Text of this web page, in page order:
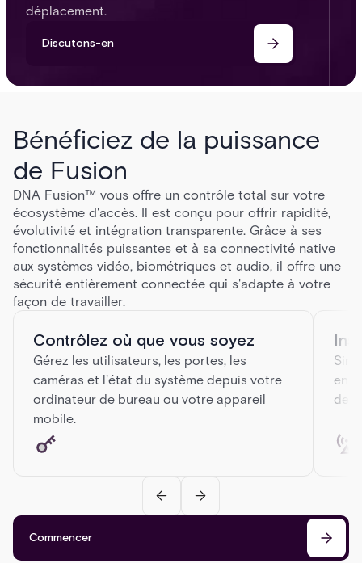
déplacement.
Discutons-en
Bénéficiez de la puissance
de Fusion
DNA Fusion™ vous offre un contrôle total sur votre
écosystème d'accès. Il est conçu pour offrir rapidité,
évolutivité et intégration transparente. Grâce à ses
fonctionnalités puissantes et à sa connectivité native
aux systèmes vidéo, biométriques et audio, il offre une
sécurité entièrement connectée qui s'adapte à votre
façon de travailler.
Contrôlez où que vous soyez
Gérez les utilisateurs, les portes, les
caméras et l'état du système depuis votre
ordinateur de bureau ou votre appareil
mobile.
en
des
Commencer